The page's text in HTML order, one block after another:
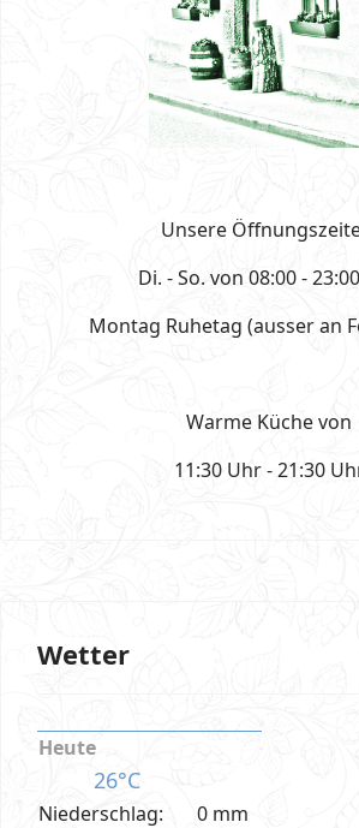
Unsere
Di. - So. von 08:00 -
Montag Ruhetag (ausser an
Warme Küche von
11:30 Uhr - 21:30
Wetter
Heute
26°C
Niederschlag:
0 mm